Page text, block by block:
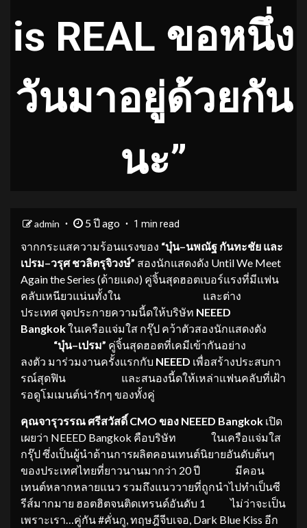
is REAL ขอหนึ่ง
วันมาอยู่ด้วยกัน
นะ”
admin 5 ปี ago 1 min read
จากกระแสความร้อนแรงของ “บุ๋น–นพณัฐ กันทะชัย และ
เปรม–วรุศชวลิตรุจิวงษ์” สองนักแสดงดัง Until We Meet
Again the Series (ด้ายแดง) คู่จิ้นสุดฮอตเบอร์แรงที่มีแฟน
คลับเหนียวแน่นทั้งใน และต่าง
ประเทศ จุดประกายความนี้ดให้บริษัท NEEED
Bangkokในเครือแจ่มใส กรุ๊ป คว้าตัวสองนักแสดงดัง
“บุ๋น–เปรม” คู่จิ้นสุดฮอตที่เคมีเข้ากันอย่าง
ลงตัว มาร่วมงานครั้งแรกกับ NEEED เพื่อสร้างประสบกา
รณ์สุดฟิน และสนองนี้ดให้เหล่าแฟนคลับที่เฝ้า
รอดูโมเมนต์น่ารักๆ ของทั้งคู่
คุณจารุวรรณ ศรีสวัสดิ์ CMO ของ NEEED Bangkok เปิด
เผยว่า NEEED Bangkok คือบริษัท ในเครือแจ่มใส
กรุ๊ป ซึ่งเป็นผู้นำด้านการผลิตคอนเทนต์นิยายอันดับต้นๆ
ของประเทศไทยที่ยาวนานมากว่า 20 ปี มีคอน
เทนต์หลากหลายแนว รวมถึงแนววายที่ถูกนำไปทำเป็นซี
รีส์มากมาย ฮอตฮิตจนติดเทรนด์อันดับ 1 ไม่ว่าจะเป็น
เพราะเรา…คู่กัน #คั่นกู, ทฤษฎีจีบเจอ, Dark Blue Kiss อีก